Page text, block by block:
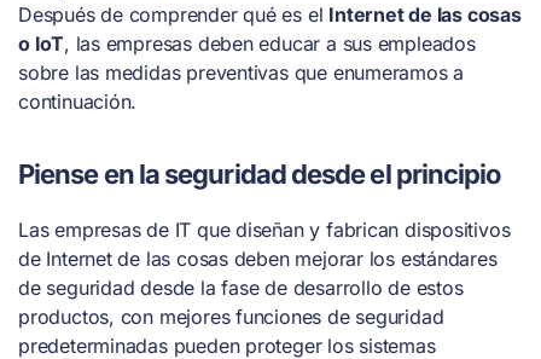
Después de comprender qué es el Internet de las cosas
o IoT, las empresas deben educar a sus empleados
sobre las medidas preventivas que enumeramos a
continuación.
Piense en la seguridad desde el principio
Las empresas de IT que diseñan y fabrican dispositivos
de Internet de las cosas deben mejorar los estándares
de seguridad desde la fase de desarrollo de estos
productos, con mejores funciones de seguridad
predeterminadas pueden proteger los sistemas